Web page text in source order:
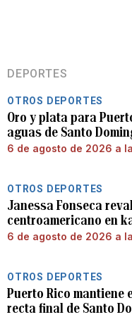
DEPORTES
OTROS DEPORTES
Oro y plata para
aguas de Santo
6 de agosto de 2026 a
OTROS DEPORTES
Janessa Fonseca
centroamericano en
6 de agosto de 2026 a
OTROS DEPORTES
Puerto Rico mantiene
recta final de Santo